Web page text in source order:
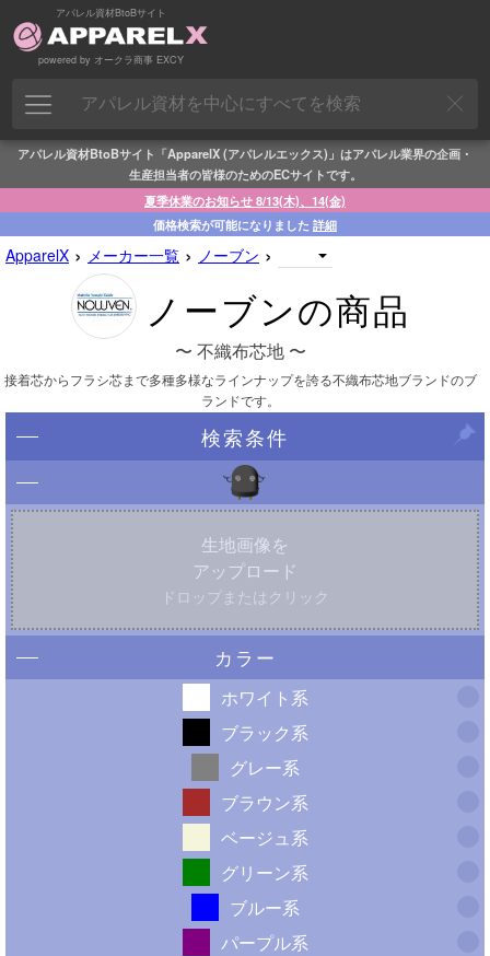
アパレル資材BtoBサイト
powered by オークラ商事 EXCY
アパレル資材BtoBサイト「ApparelX (アパレルエックス)」はアパレル業界の企画・
生産担当者の皆様のためのECサイトです。
夏季休業のお知らせ 8/13(木)、14(金)
価格検索が可能になりました 詳細
ApparelX › メーカー一覧 › ノーブン ›
ノーブンの商品
〜 不織布芯地 〜
接着芯からフラシ芯まで多種多様なラインナップを誇る不織布芯地ブランドのブ
ランドです。
検索条件
生地画像を
アップロード
ドロップまたはクリック
カラー
ホワイト系
ブラック系
グレー系
ブラウン系
ベージュ系
グリーン系
ブルー系
パープル系